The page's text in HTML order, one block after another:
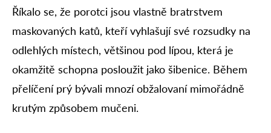
Říkalo se, že porotci jsou vlastně bratrstvem
maskovaných katů, kteří vyhlašují své rozsudky na
odlehlých místech, většinou pod lípou, která je
okamžitě schopna posloužit jako šibenice. Během
přelíčení prý bývali mnozí obžalovaní mimořádně
krutým způsobem mučeni.